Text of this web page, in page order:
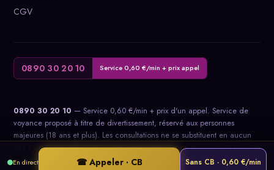
CGV
0890 30 20 10 Service 0,60 €/min + prix appel
0890 30 20 10 — Service 0,60 €/min + prix d'un appel. Service de
voyance proposé à titre de divertissement, réservé aux personnes
majeures (18 ans et plus). Les consultations ne se substituent en aucun
cas à un avis médical, juridique, psychologique ou financier. © Divinitel
— Éditeur : Gweva Éditions SVA. Tous droits réservés.
En direct ☎ Appeler · CB Sans CB · 0,60 €/min